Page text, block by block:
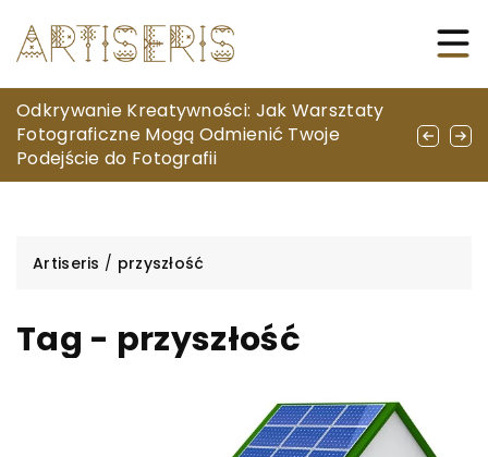
Jakie cechy powinien mieć idealny portfel
skórzany?
Odkrywanie Kreatywności: Jak Warsztaty
Fotograficzne Mogą Odmienić Twoje
Podejście do Fotografii
Jak Wybrać Idealne Wyposażenie do Salonu
Piękności?
Artiseris / przyszłość
Tag - przyszłość